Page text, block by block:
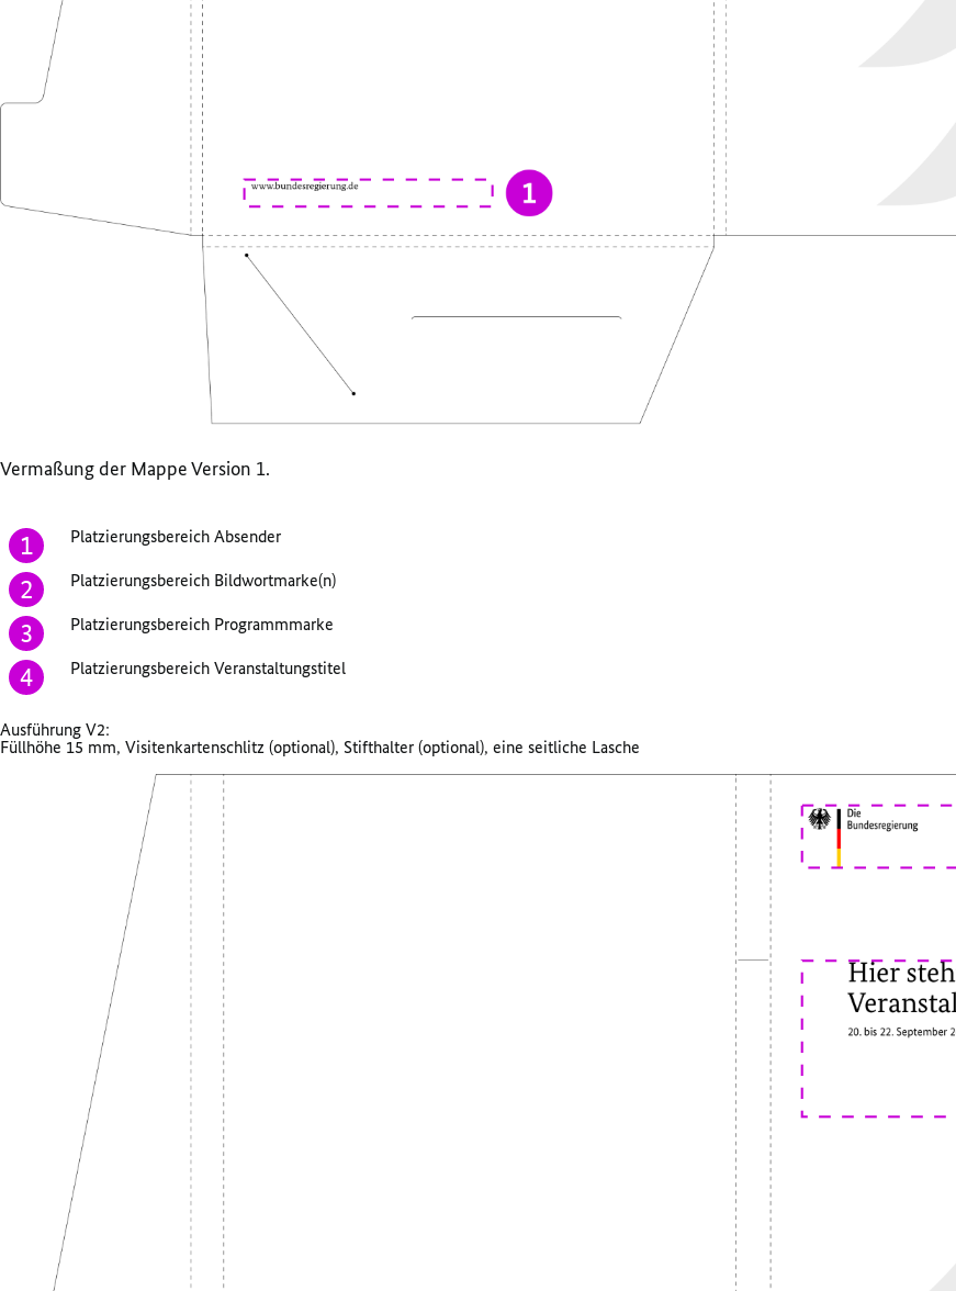
Vermaßung der Mappe Version 1.
Platzierungsbereich Absender
Platzierungsbereich Bildwortmarke(n)
Platzierungsbereich Programmmarke
Platzierungsbereich Veranstaltungstitel
Ausführung V2:
Füllhöhe 15 mm, Visitenkartenschlitz (optional), Stifthalter (optional), eine seitliche Lasche